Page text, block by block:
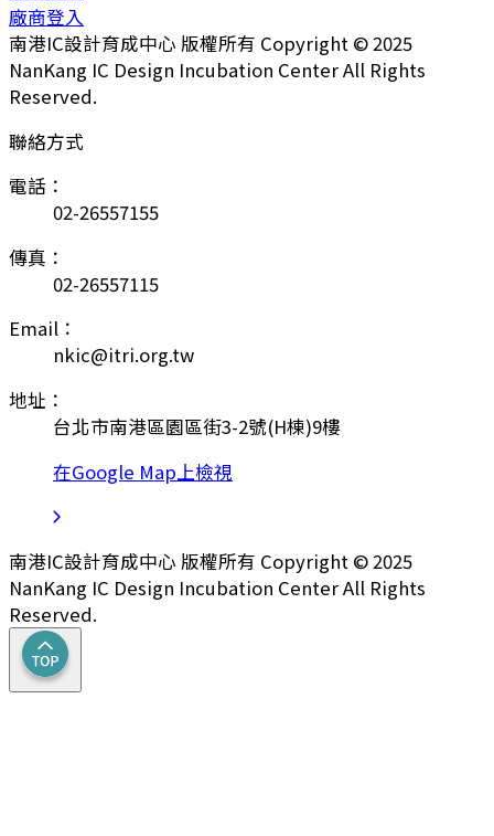
廠商登入
南港IC設計育成中心 版權所有 Copyright © 2025
NanKang IC Design Incubation Center All Rights
Reserved.
聯絡方式
電話：
02-26557155
傳真：
02-26557115
Email：
nkic@itri.org.tw
地址：
台北市南港區園區街3-2號(H棟)9樓
在Google Map上檢視
南港IC設計育成中心 版權所有 Copyright © 2025
NanKang IC Design Incubation Center All Rights
Reserved.